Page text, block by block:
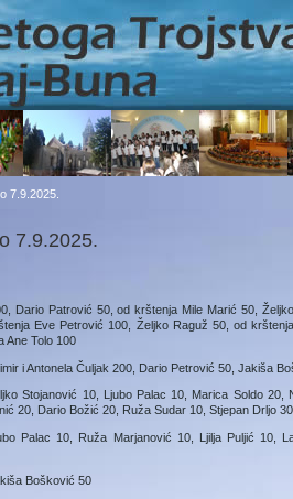
7.9.2025.
7.9.2025.
Dario Patrović 50, od krštenja Mile Marić 50,
Eve Petrović 100, Željko Raguž 50, od
Ane Tolo 100
i Antonela Čuljak 200, Dario Petrović 50, Jakiša
Stojanović 10, Ljubo Palac 10, Marica Soldo 20,
20, Dario Božić 20, Ruža Sudar 10, Stjepan Drljo 30
Palac 10, Ruža Marjanović 10, Ljilja Puljić 10,
Bošković 50